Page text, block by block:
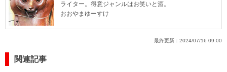
ライター。得意ジャンルはお笑いと酒。
おおやまゆーすけ
最終更新： 2024/07/16 09:00
関連記事